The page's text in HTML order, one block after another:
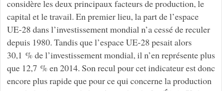
considère les deux principaux facteurs de production, le
capital et le travail. En premier lieu, la part de l’espace
UE-28 dans l’investissement mondial n’a cessé de reculer
depuis 1980. Tandis que l’espace UE-28 pesait alors
30,1 % de l’investissement mondial, il n’en représente plus
que 12,7 % en 2014. Son recul pour cet indicateur est donc
encore plus rapide que pour ce qui concerne la production